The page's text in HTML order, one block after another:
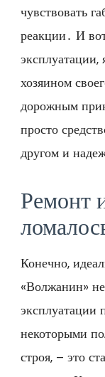
чувствовать
реакции․ И
хозяином
дорожным
просто
другом и
Ремонт
Конечно,
«Волжанин»
эксплуатации
некоторыми
строя, – это